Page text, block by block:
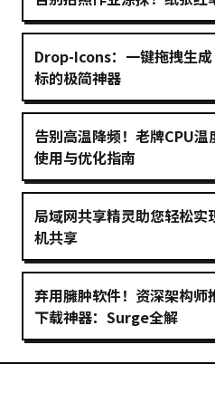
Drop-Icons：一键拖拽生
标的极简神器
告别高温降频！老牌CPU
使用与优化指南
局域网共享精灵助您轻松
机共享
弃用臃肿软件！资深架构师
下载神器：Surge全解